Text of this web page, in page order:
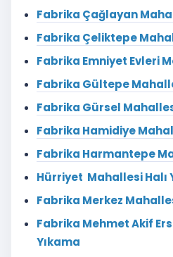
Fabrika Çağlayan
Fabrika Çeliktepe
Fabrika Emniyet Evleri
Fabrika Gültepe
Fabrika Gürsel
Fabrika Hamidiye
Fabrika Harmantepe
Hürriyet Mahallesi Halı
Fabrika Merkez
Fabrika Mehmet Akif
Yıkama